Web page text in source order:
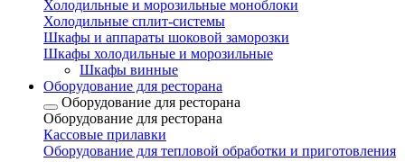
Холодильные и морозильные моноблоки
Холодильные сплит-системы
Шкафы и аппараты шоковой заморозки
Шкафы холодильные и морозильные
Шкафы винные
Оборудование для ресторана
Оборудование для ресторана
Оборудование для ресторана
Кассовые прилавки
Оборудование для тепловой обработки и приготовления